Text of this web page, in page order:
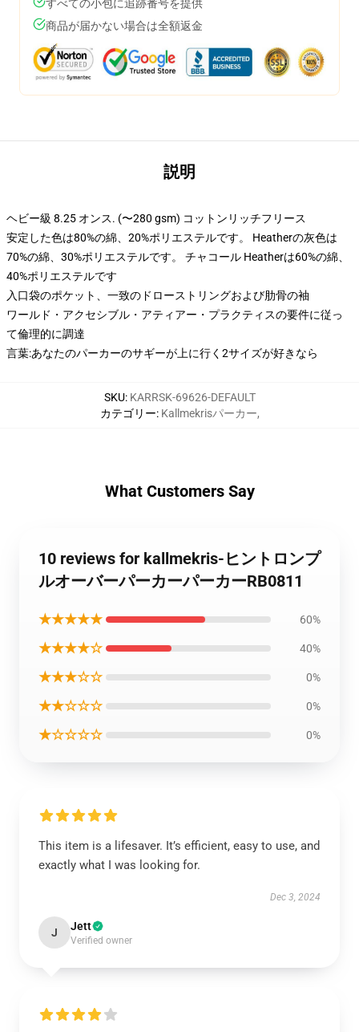
すべての小包に追跡番号を提供
商品が届かない場合は全額返金
説明
ヘビー級 8.25 オンス. (〜280 gsm) コットンリッチフリース
安定した色は80%の綿、20%ポリエステルです。 Heatherの灰色は
70%の綿、30%ポリエステルです。 チャコール Heatherは60%の綿、
40%ポリエステルです
入口袋のポケット、一致のドローストリングおよび肋骨の袖
ワールド・アクセシブル・アティアー・プラクティスの要件に従っ
て倫理的に調達
言葉:あなたのパーカーのサギーが上に行く2サイズが好きなら
SKU: KARRSK-69626-DEFAULT
カテゴリー: Kallmekrisパーカー,
What Customers Say
10 reviews for kallmekris-ヒントロンプ
ルオーバーパーカーパーカーRB0811
★★★★★ 60%
★★★★☆ 40%
★★★☆☆ 0%
★★☆☆☆ 0%
★☆☆☆☆ 0%
This item is a lifesaver. It’s efficient, easy to use, and
exactly what I was looking for.
Dec 3, 2024
J Jett
Verified owner